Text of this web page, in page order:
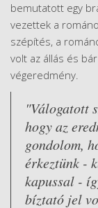
bemutatott egy
vezettek a
szépítés, a
volt az állás és
végeredmény.
"Válogatott
hogy az
gondolom,
érkeztünk -
kapussal -
bíztató jel